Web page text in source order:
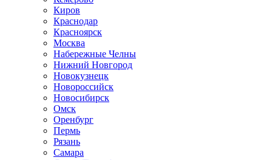
Киров
Краснодар
Красноярск
Москва
Набережные Челны
Нижний Новгород
Новокузнецк
Новороссийск
Новосибирск
Омск
Оренбург
Пермь
Рязань
Самара